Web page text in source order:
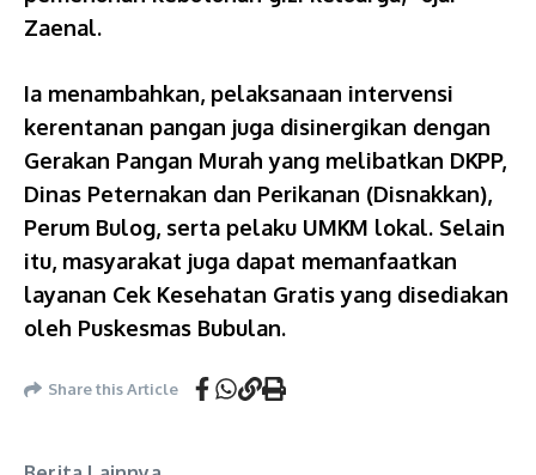
Zaenal.
Ia menambahkan, pelaksanaan intervensi
kerentanan pangan juga disinergikan dengan
Gerakan Pangan Murah yang melibatkan DKPP,
Dinas Peternakan dan Perikanan (Disnakkan),
Perum Bulog, serta pelaku UMKM lokal. Selain
itu, masyarakat juga dapat memanfaatkan
layanan Cek Kesehatan Gratis yang disediakan
oleh Puskesmas Bubulan.
Share this Article